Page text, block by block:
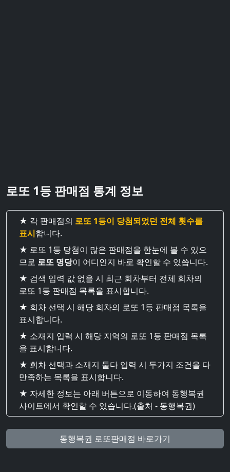
로또 1등 판매점 통계 정보
★ 각 판매점의 로또 1등이 당첨되었던 전체 횟수를
표시합니다.
★ 로또 1등 당첨이 많은 판매점을 한눈에 볼 수 있으
므로 로또 명당이 어디인지 바로 확인할 수 있씁니다.
★ 검색 입력 값 없을 시 최근 회차부터 전체 회차의
로또 1등 판매점 목록을 표시합니다.
★ 회차 선택 시 해당 회차의 로또 1등 판매점 목록을
표시합니다.
★ 소재지 입력 시 해당 지역의 로또 1등 판매점 목록
을 표시합니다.
★ 회차 선택과 소재지 둘다 입력 시 두가지 조건을 다
만족하는 목록을 표시합니다.
★ 자세한 정보는 아래 버튼으로 이동하여 동행복권
사이트에서 확인할 수 있습니다.(출처 - 동행복권)
동행복권 로또판매점 바로가기